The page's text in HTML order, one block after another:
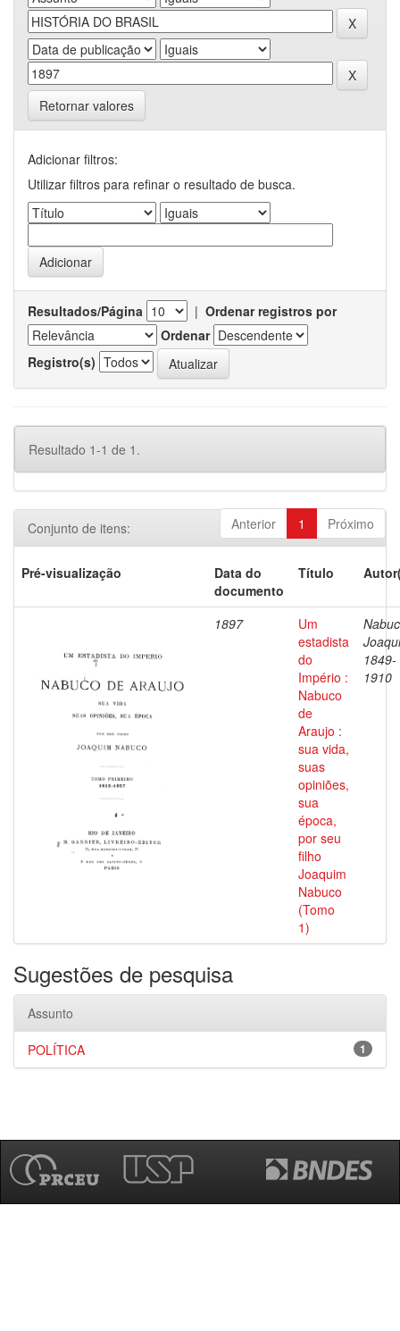
Retornar valores
Adicionar filtros:
Utilizar filtros para refinar o resultado de busca.
Resultados/Página | Ordenar registros por
Ordenar
Registro(s)
Resultado 1-1 de 1.
Anterior 1 Próximo
Conjunto de itens:
Pré-visualização
Data do
documento
Título
1897
Um
estadista
do
Império :
Nabuco
de
Araujo :
sua vida,
suas
opiniões,
sua
época,
por seu
filho
Joaquim
Nabuco
(Tomo
1)
1849-
1910
Sugestões de pesquisa
Assunto
1
POLÍTICA